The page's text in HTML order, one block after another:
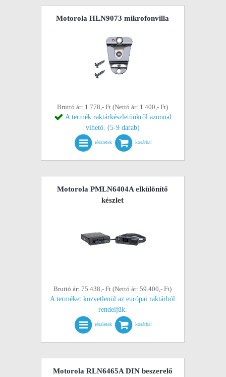
Motorola HLN9073 mikrofonvilla
Bruttó ár: 1.778,- Ft (Nettó ár: 1.400,- Ft)
A termék raktárkészletünkről azonnal
vihető. (5-9 darab)
részletek kosárba!
Motorola PMLN6404A elkülönítő
készlet
Bruttó ár: 75.438,- Ft (Nettó ár: 59.400,- Ft)
A terméket közvetlenül az európai raktárból
rendeljük.
részletek kosárba!
Motorola RLN6465A DIN beszerelő